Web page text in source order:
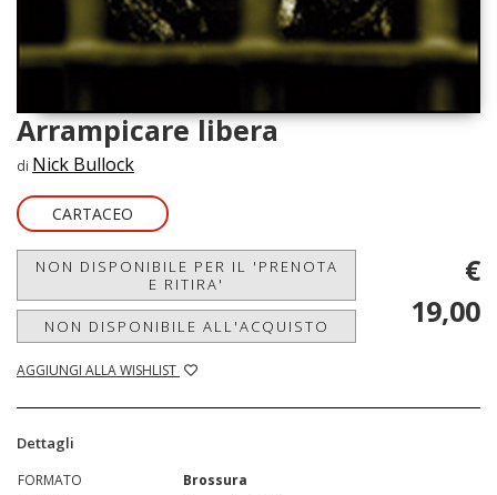
Arrampicare libera
di Nick Bullock
CARTACEO
NON DISPONIBILE PER IL 'PRENOTA
E RITIRA'
NON DISPONIBILE ALL'ACQUISTO
AGGIUNGI ALLA WISHLIST
€
19,00
Dettagli
FORMATO
Brossura